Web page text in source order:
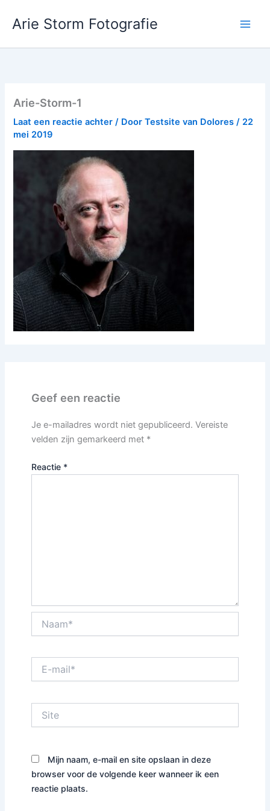
naar
inhoud
Arie Storm Fotografie
Arie-Storm-1
Laat een reactie achter / DoorTestsite van Dolores/ 22
mei 2019
Geef een reactie
Je e-mailadres wordt niet gepubliceerd. Vereiste
velden zijn gemarkeerd met *
Reactie *
mail*
Mijn naam, e-mail en site opslaan in deze
browser voor de volgende keer wanneer ik een
reactie plaats.